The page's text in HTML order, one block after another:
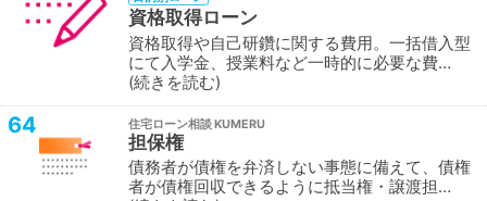
資格取得ローン
資格取得や自己研鑽に関する費用。一括借入型
にて入学金、授業料など一時的に必要な費…
続きを読む
64 住宅ローン相談
担保権
債務者が債権を弁済しない事態に備えて、債権
者が債権回収できるように抵当権・譲渡担…